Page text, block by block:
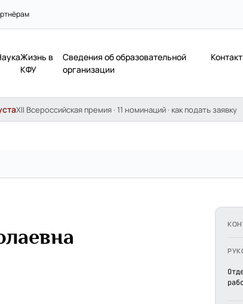
Жизнь в
КФУ
Сведения об образовательной
организации
XII Всероссийская премия · 11 номинаций · как подать заявку